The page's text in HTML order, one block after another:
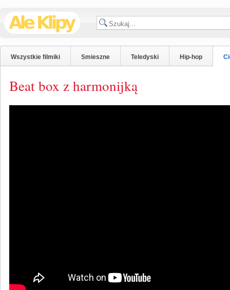
Wszystkie filmiki Smieszne Teledyski Hip-hop
Beat box z harmonijką